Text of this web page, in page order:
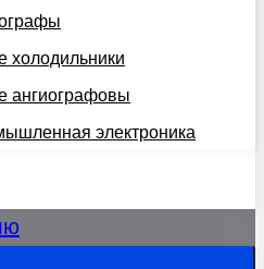
холодильники
ангиографовы
электроника